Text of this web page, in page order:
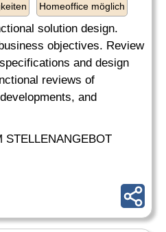
Homeoffice möglich
solution design.
objectives. Review
and design
reviews of
and
STELLENANGEBOT